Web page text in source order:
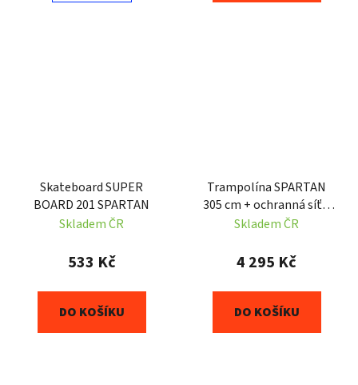
Skateboard SUPER
BOARD 201 SPARTAN
Skladem ČR
533 Kč
DO KOŠÍKU
Trampolína SPARTAN
305 cm + ochranná síť a
žebřík
Skladem ČR
4 295 Kč
DO KOŠÍKU